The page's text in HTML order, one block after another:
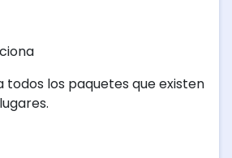
todos los paquetes que existen